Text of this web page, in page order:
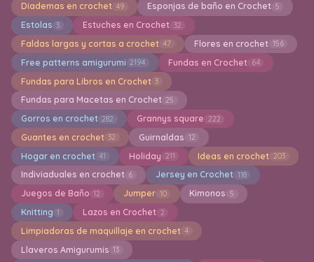
Diademas en crochet 49 Esponjas de baño en Crochet 5
Estolas 3 Estuches en Crochet 32
Faldas largas y cortas a crochet 47 Flores en crochet 156
Free patterns amigurumi 2194 Fundas en Crochet 64
Fundas para Libros en Crochet 3
Fundas para Macetas en Crochet 25
Gorros en crochet 282 Grannys square 222
Guantes en crochet 32 Guirnaldas 12
Hogar en crochet 41 Holiday 211 Ideas en crochet 203
Indiviaduales en crochet 6 Jersey en Crochet 118
Juegos de Baño 12 Jumper 10 Kimonos 5
Knitting 1 Lazos en Crochet 2
Limpiadoras de maquillaje en crochet 4
Llaveros Amigurumis 13